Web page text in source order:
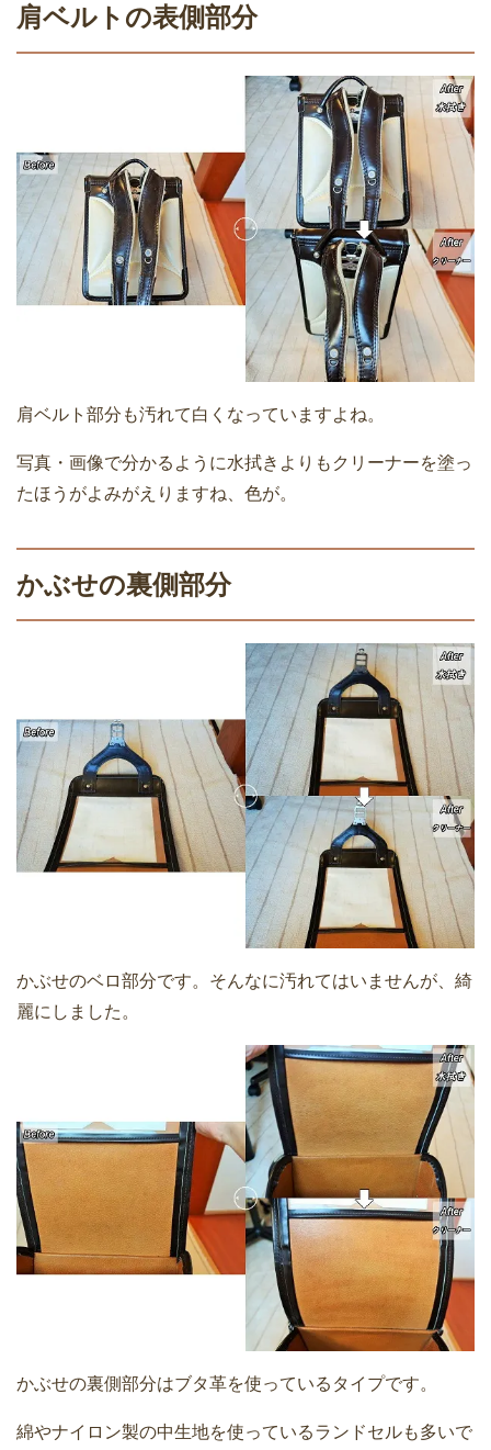
肩ベルトの表側部分
肩ベルト部分も汚れて白くなっていますよね。
写真・画像で分かるように水拭きよりもクリーナーを塗っ
たほうがよみがえりますね、色が。
かぶせの裏側部分
かぶせのベロ部分です。そんなに汚れてはいませんが、綺
麗にしました。
かぶせの裏側部分はブタ革を使っているタイプです。
綿やナイロン製の中生地を使っているランドセルも多いで